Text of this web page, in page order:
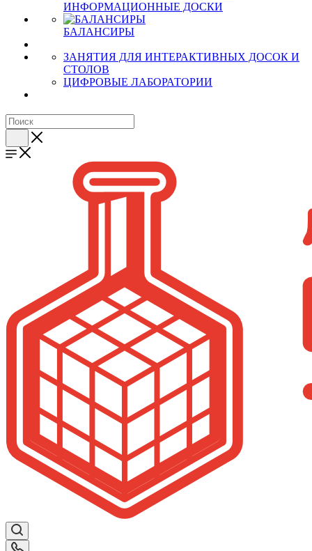
ИНФОРМАЦИОННЫЕ ДОСКИ
БАЛАНСИРЫ
ЗАНЯТИЯ ДЛЯ ИНТЕРАКТИВНЫХ ДОСОК И
СТОЛОВ
ЦИФРОВЫЕ ЛАБОРАТОРИИ